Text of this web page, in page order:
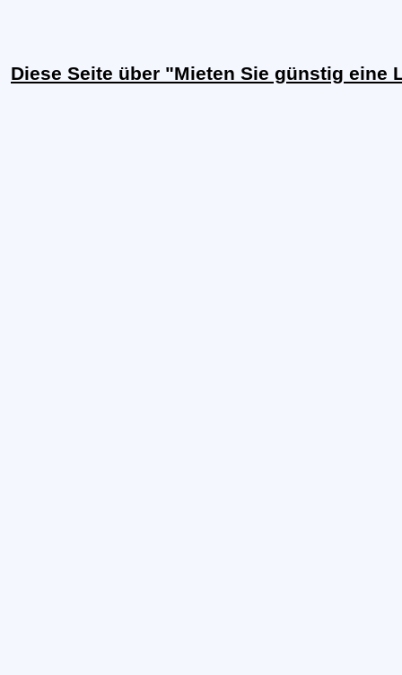
Diese Seite über "Mieten Sie günstig eine